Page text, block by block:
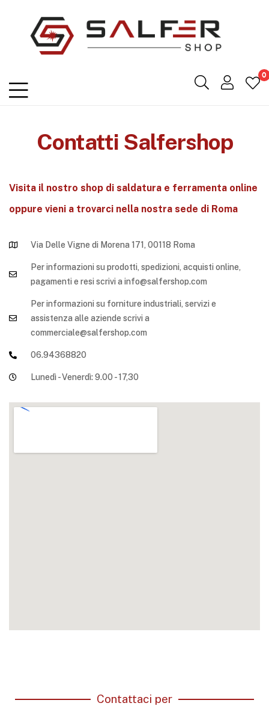
0
Contatti Salfershop
Visita il nostro shop di saldatura e ferramenta online
oppure vieni a trovarci nella nostra sede di Roma
Via Delle Vigne di Morena 171, 00118 Roma
Per informazioni su prodotti, spedizioni, acquisti online,
pagamenti e resi scrivi a info@salfershop.com
Per informazioni su forniture industriali, servizi e
assistenza alle aziende scrivi a
commerciale@salfershop.com
06.94368820
Lunedì - Venerdì: 9.00 - 17,30
Contattaci per